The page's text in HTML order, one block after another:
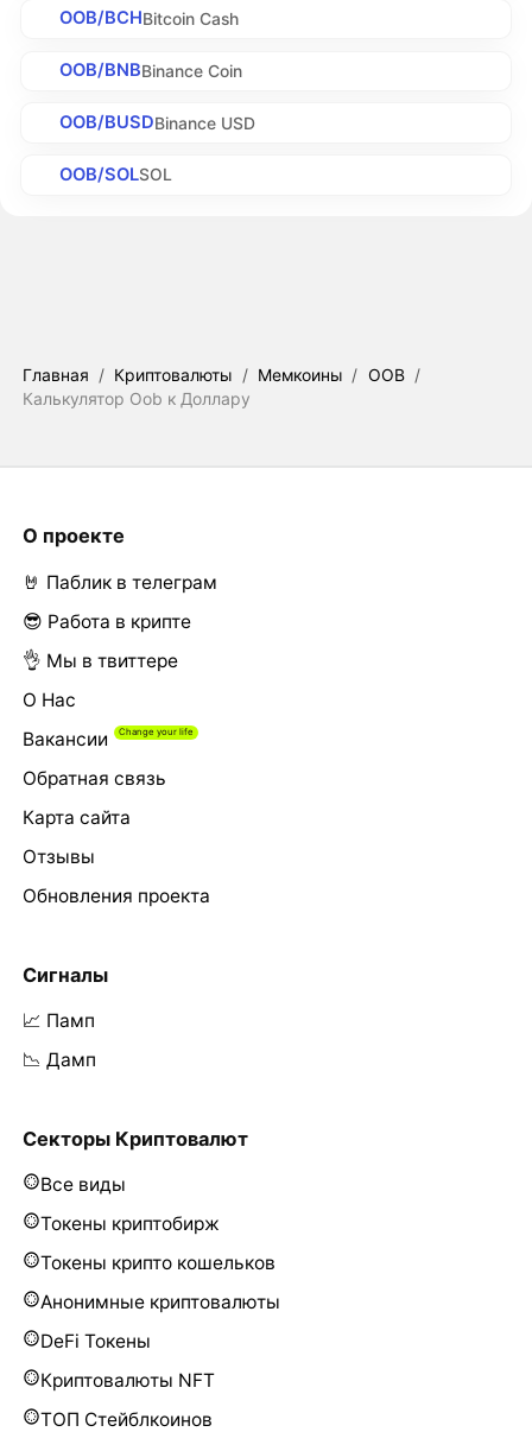
OOB/BCHBitcoin Cash
OOB/BNBBinance Coin
OOB/BUSDBinance USD
OOB/SOLSOL
Главная / Криптовалюты / Мемкоины / OOB /
Калькулятор Oob к Доллару
О проекте
🤘 Паблик в телеграм
😎 Работа в крипте
👌 Мы в твиттере
О Нас
Вакансии
Обратная связь
Карта сайта
Отзывы
Обновления проекта
Сигналы
📈 Памп
📉 Дамп
Секторы Криптовалют
Все виды
Токены криптобирж
Токены крипто кошельков
Анонимные криптовалюты
DeFi Токены
Криптовалюты NFT
ТОП Стейблкоинов